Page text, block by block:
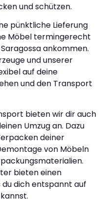
und schützen.
pünktliche Lieferung
Möbel termingerecht
ankommen.
und unserer
auf deine
und den Transport
bieten wir dir auch
Umzug an. Dazu
deiner
von Möbeln
bieten einen
du dich entspannt auf